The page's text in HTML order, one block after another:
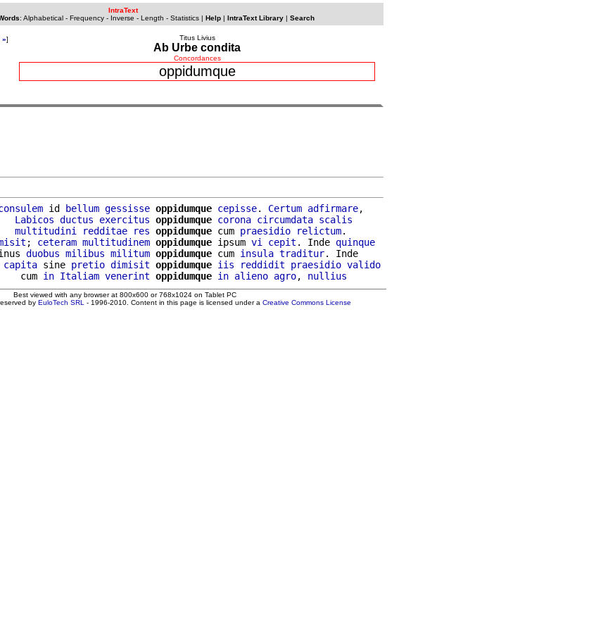
IntraText
: Alphabetical- Frequency- Inverse - Length - Statistics| Help| IntraText Library| Search
»]
Titus Livius
Ab Urbe condita
Concordances
oppidumque
id bellum gessisse oppidumque cepisse. Certum adfirmare,
Labicos ductus exercitus oppidumque corona circumdata scalis
multitudini redditae res oppidumque cum praesidio relictum.
; ceteram multitudinem oppidumque ipsum vi cepit . Inde quinque
duobus milibus militum oppidumque cum insula traditur. Inde
capita sine pretio dimisit oppidumque iis reddidit praesidio valido
cum in Italiam venerint oppidumque in alieno agro, nullius
Best viewed with any browser at 800x600 or 768x1024 on Tablet PC
by EuloTech SRL - 1996-2010. Content in this page is licensed under a Creative Commons License